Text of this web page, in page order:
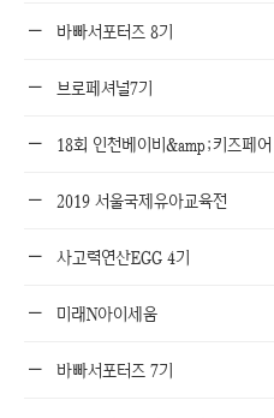
바빠서포터즈 8기
브로페셔널7기
18회 인천베이비&amp;키즈페어
2019 서울국제유아교육전
사고력연산EGG 4기
미래N아이세움
바빠서포터즈 7기